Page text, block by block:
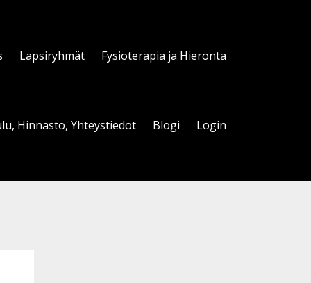
Lapsiryhmät Fysioterapia ja Hieronta
Hinnasto, Yhteystiedot Blogi Login